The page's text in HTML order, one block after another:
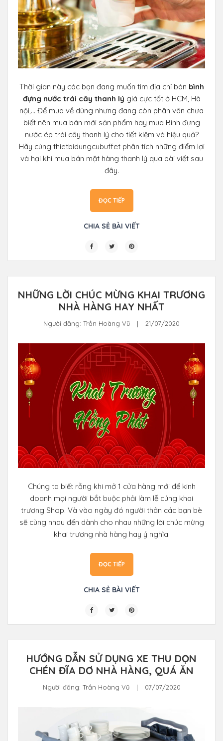
Thời gian này các bạn đang muốn tìm địa chỉ bán bình
đựng nước trái cây thanh lý giá cực tốt ở HCM, Hà
nội,... Để mua về dùng nhưng đang còn phân vân chưa
biết nên mua bán mới sản phẩm hay mua Bình đựng
nước ép trái cây thanh lý cho tiết kiệm và hiệu quả?
Hãy cùng thietbidungcubuffet phân tích những điểm lợi
và hại khi mua bán mặt hàng thanh lý qua bài viết sau
đây.
ĐỌC TIẾP
CHIA SẺ BÀI VIẾT
NHỮNG LỜI CHÚC MỪNG KHAI TRƯƠNG
NHÀ HÀNG HAY NHẤT
Người đăng: Trần Hoàng Vũ | 21/07/2020
Chúng ta biết rằng khi mở 1 cửa hàng mới để kinh
doanh mọi người bắt buộc phải làm lễ cúng khai
trương Shop. Và vào ngày đó người thân các bạn bè
sẽ cùng nhau đến dành cho nhau những lời chúc mừng
khai trương nhà hàng hay ý nghĩa.
ĐỌC TIẾP
CHIA SẺ BÀI VIẾT
HƯỚNG DẪN SỬ DỤNG XE THU DỌN
CHÉN ĐĨA DƠ NHÀ HÀNG, QUÁ ĂN
Người đăng: Trần Hoàng Vũ | 07/07/2020